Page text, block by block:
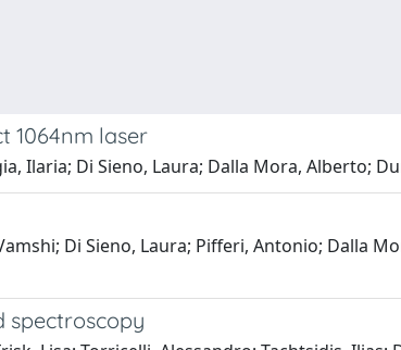
1064nm laser
Ilaria; Di Sieno, Laura; Dalla Mora, Alberto;
Di Sieno, Laura; Pifferi, Antonio; Dalla
spectroscopy